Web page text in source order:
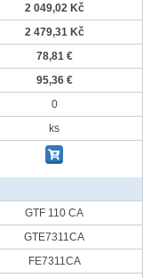
2 049,02 Kč
2 479,31 Kč
78,81 €
95,36 €
0
ks
GTF 110 CA
GTE7311CA
FE7311CA